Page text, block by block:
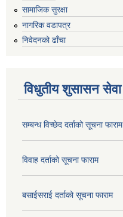
सामाजिक सुरक्षा
नागरिक वडापत्र
निवेदनको ढाँचा
विधुतीय शुसासन सेवा
सम्बन्ध विच्छेद दर्ताको सूचना फाराम
विवाह दर्ताको सूचना फाराम
बसाईसराई दर्ताको सूचना फाराम